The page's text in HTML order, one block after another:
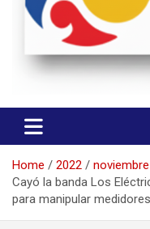
Gente
Home 2022
noviembre
Cayó la banda Los
para manipular medidores